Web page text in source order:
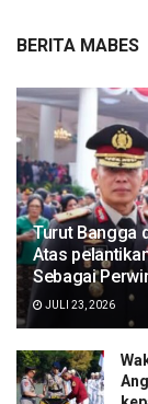
BERITA MABES
Turut Bangga
Atas
Sebagai
JULI 23, 2026